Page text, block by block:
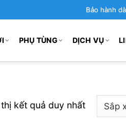
Bảo hành
PHỤ TÙNG DỊCH VỤ
kết quả duy nhất